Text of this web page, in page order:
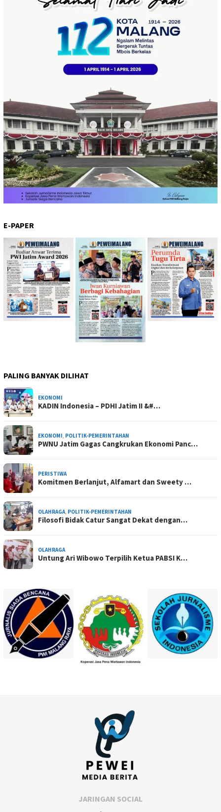
E-PAPER
PALING BANYAK DILIHAT
EKONOMI
KADIN Indonesia – PDHI Jatim II &#…
EKONOMI, POLITIK-PEMERINTAHAN
PWNU Jatim Gagas Cangkrukan Ekonomi Panc…
PERISTIWA
Komitmen Berlanjut, Alfamart dan Sweety …
OLAHRAGA, POLITIK-PEMERINTAHAN
Filosofi Bidak Catur Sangat Dekat dengan…
OLAHRAGA
Untung Ari Wibowo Terpilih Ketua PABSI K…
JARINGAN SOCIAL